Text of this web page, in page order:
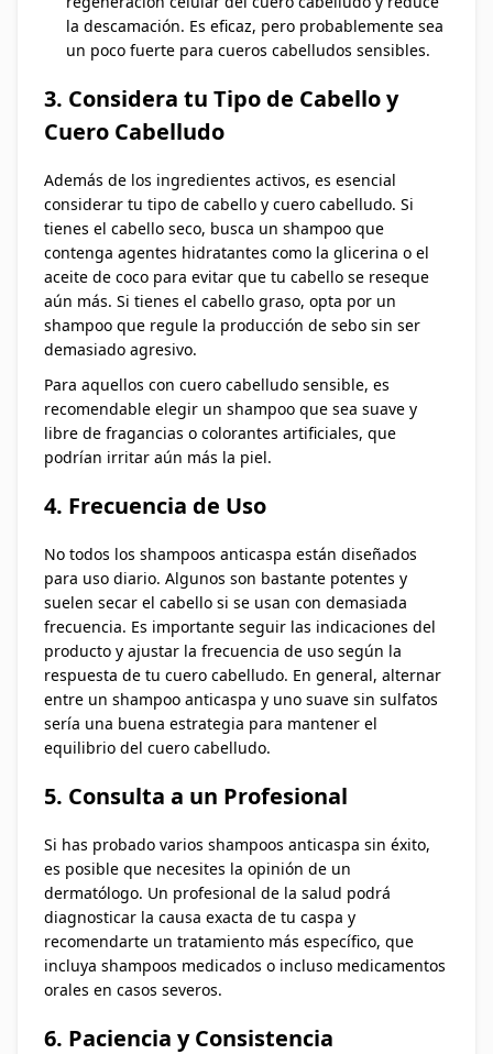
la descamación. Es eficaz, pero probablemente sea
un poco fuerte para cueros cabelludos sensibles.
3. Considera tu Tipo de Cabello y
Cuero Cabelludo
Además de los ingredientes activos, es esencial
considerar tu tipo de cabello y cuero cabelludo. Si
tienes el cabello seco, busca un shampoo que
contenga agentes hidratantes como la glicerina o el
aceite de coco para evitar que tu cabello se reseque
aún más. Si tienes el cabello graso, opta por un
shampoo que regule la producción de sebo sin ser
demasiado agresivo.
Para aquellos con cuero cabelludo sensible, es
recomendable elegir un shampoo que sea suave y
libre de fragancias o colorantes artificiales, que
podrían irritar aún más la piel.
4. Frecuencia de Uso
No todos los shampoos anticaspa están diseñados
para uso diario. Algunos son bastante potentes y
suelen secar el cabello si se usan con demasiada
frecuencia. Es importante seguir las indicaciones del
producto y ajustar la frecuencia de uso según la
respuesta de tu cuero cabelludo. En general, alternar
entre un shampoo anticaspa y uno suave sin sulfatos
sería una buena estrategia para mantener el
equilibrio del cuero cabelludo.
5. Consulta a un Profesional
Si has probado varios shampoos anticaspa sin éxito,
es posible que necesites la opinión de un
dermatólogo. Un profesional de la salud podrá
diagnosticar la causa exacta de tu caspa y
recomendarte un tratamiento más específico, que
incluya shampoos medicados o incluso medicamentos
orales en casos severos.
6. Paciencia y Consistencia